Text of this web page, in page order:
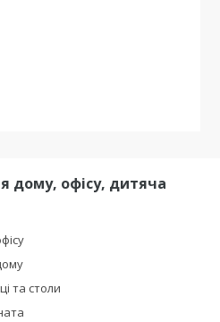
дому, офісу, дитяча
та столи